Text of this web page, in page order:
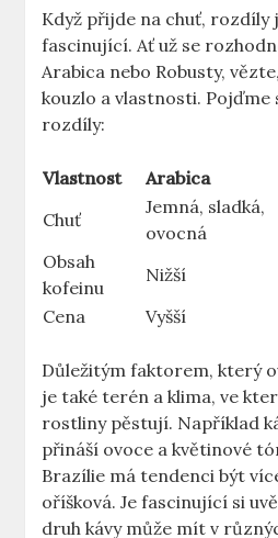
Když přijde na chuť, rozdíly
fascinující. Ať už se
Arabica nebo Robusty,
kouzlo a vlastnosti.
rozdíly:
Vlastnost Arabica
Chuť
Jemná, sladká,
ovocná
Obsah
kofeinu
Nižší
Cena
Vyšší
Důležitým faktorem, který
je také terén a klima, ve
rostliny pěstují. Například
přináší ovoce a květinové
Brazílie má tendenci být
oříšková. Je fascinující si
druh kávy může mít v